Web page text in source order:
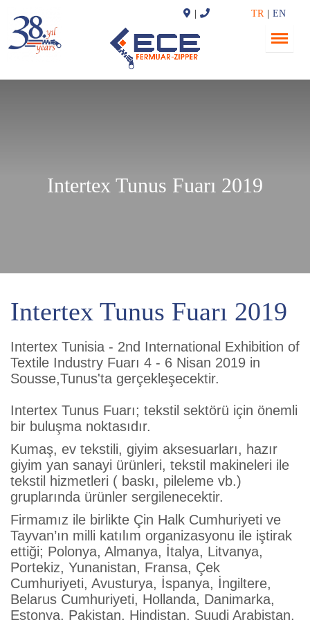
EN
TR
Intertex Tunus Fuarı 2019
Intertex Tunus Fuarı 2019
Intertex Tunisia - 2nd International Exhibition of
Textile Industry Fuarı 4 - 6 Nisan 2019 in
Sousse,Tunus'ta gerçekleşecektir.
Intertex Tunus Fuarı; tekstil sektörü için önemli
bir buluşma noktasıdır.
Kumaş, ev tekstili, giyim aksesuarları, hazır
giyim yan sanayi ürünleri, tekstil makineleri ile
tekstil hizmetleri ( baskı, pileleme vb.)
gruplarında ürünler sergilenecektir.
Firmamız ile birlikte Çin Halk Cumhuriyeti ve
Tayvan’ın milli katılım organizasyonu ile iştirak
ettiği; Polonya, Almanya, İtalya, Litvanya,
Portekiz, Yunanistan, Fransa, Çek
Cumhuriyeti, Avusturya, İspanya, İngiltere,
Belarus Cumhuriyeti, Hollanda, Danimarka,
Estonya, Pakistan, Hindistan, Suudi Arabistan,